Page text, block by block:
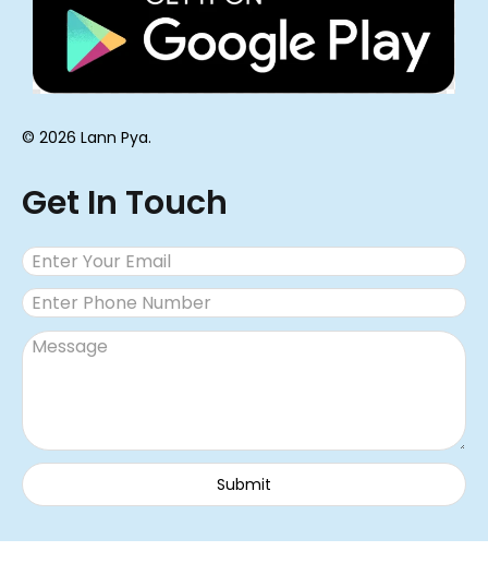
© 2026 Lann Pya.
Get In Touch